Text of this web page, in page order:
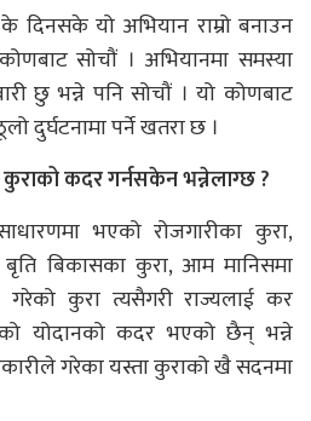
दिनसके यो अभियान राम्रो बनाउन
सोचौं । अभियानमा समस्या
छु भन्ने पनि सोचौं । यो कोणबाट
दुर्घटनामा पर्ने खतरा छ ।
कदर गर्नसकेन भन्नेलाग्छ ?
भएको रोजगारीका कुरा,
बृति बिकासका कुरा, आम मानिसमा
कुरा त्यसैगरी राज्यलाई कर
योदानको कदर भएको छैन् भन्ने
गरेका यस्ता कुराको खै सदनमा